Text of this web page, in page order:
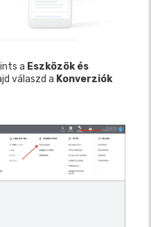
a Eszközök és
válaszd a Konverziók